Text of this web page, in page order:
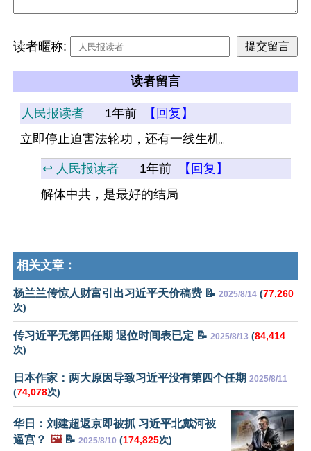
读者暱称:
读者留言
人民报读者 1年前
【回复】
立即停止迫害法轮功，还有一线生机。
↩️ 人民报读者 1年前
【回复】
解体中共，是最好的结局
相关文章：
杨兰兰传惊人财富引出习近平天价稿费 📝 2025/8/14 (77,260
次)
传习近平无第四任期 退位时间表已定 📝 2025/8/13 (84,414
次)
日本作家：两大原因导致习近平没有第四个任期 2025/8/11
(74,078次)
华日：刘建超返京即被抓 习近平北戴河被
逼宫？ 🖼️📝 2025/8/10 (174,825次)